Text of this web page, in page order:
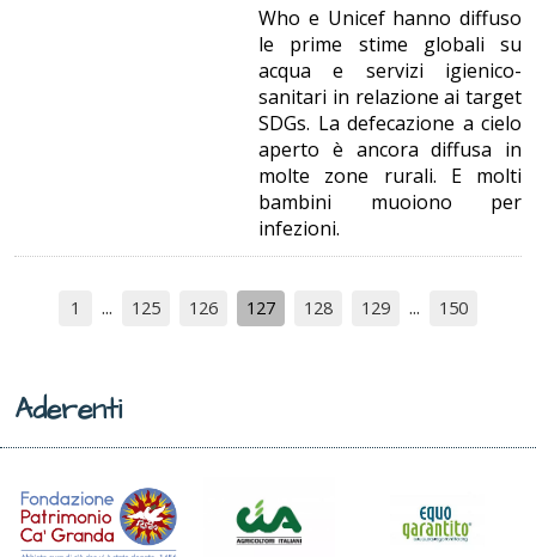
Who e Unicef hanno diffuso
le prime stime globali su
acqua e servizi igienico-
sanitari in relazione ai target
SDGs. La defecazione a cielo
aperto è ancora diffusa in
molte zone rurali. E molti
bambini muoiono per
infezioni.
1 125 126 127 128 129 150
Aderenti